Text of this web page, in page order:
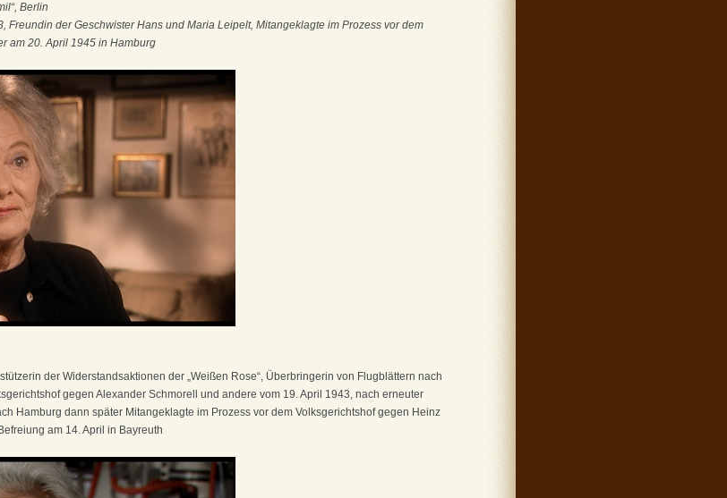
Berlin
Freundin der Geschwister Hans und Maria Leipelt, Mitangeklagte im Prozess vor dem
am 20. April 1945 in Hamburg
der Widerstandsaktionen der „Weißen Rose“, Überbringerin von Flugblättern nach
gegen Alexander Schmorell und andere vom 19. April 1943, nach erneuter
Hamburg dann später Mitangeklagte im Prozess vor dem Volksgerichtshof gegen Heinz
am 14. April in Bayreuth